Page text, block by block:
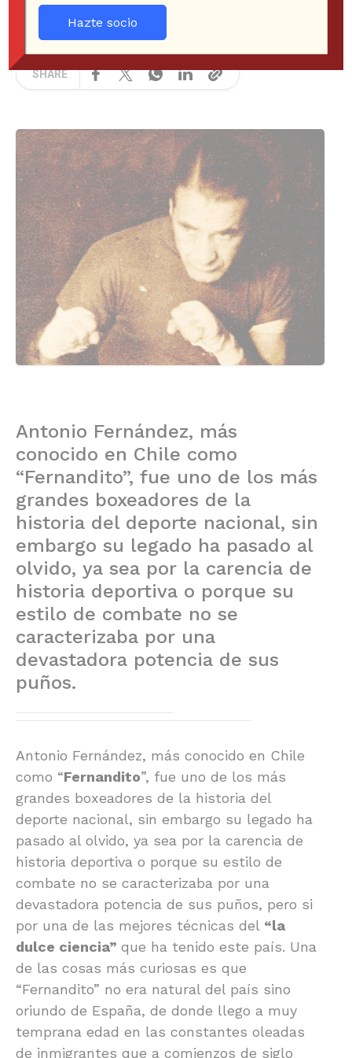
JORGE DROUILLAS ESPINOSA
9 years ago
SHARE
Antonio Fernández, más
conocido en Chile como
“Fernandito”, fue uno de los más
grandes boxeadores de la
historia del deporte nacional, sin
embargo su legado ha pasado al
olvido, ya sea por la carencia de
historia deportiva o porque su
estilo de combate no se
caracterizaba por una
devastadora potencia de sus
puños.
Antonio Fernández, más conocido en Chile
como “Fernandito”, fue uno de los más
grandes boxeadores de la historia del
deporte nacional, sin embargo su legado ha
pasado al olvido, ya sea por la carencia de
historia deportiva o porque su estilo de
combate no se caracterizaba por una
devastadora potencia de sus puños, pero si
por una de las mejores técnicas del “la
dulce ciencia” que ha tenido este país. Una
de las cosas más curiosas es que
“Fernandito” no era natural del país sino
oriundo de España, de donde llego a muy
temprana edad en las constantes oleadas
de inmigrantes que a comienzos de siglo
Hazte socio